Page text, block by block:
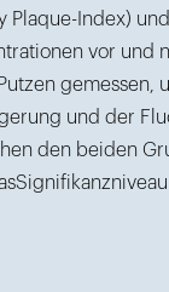
Plaque-Index) und
vor und
gemessen,
und der
den beiden